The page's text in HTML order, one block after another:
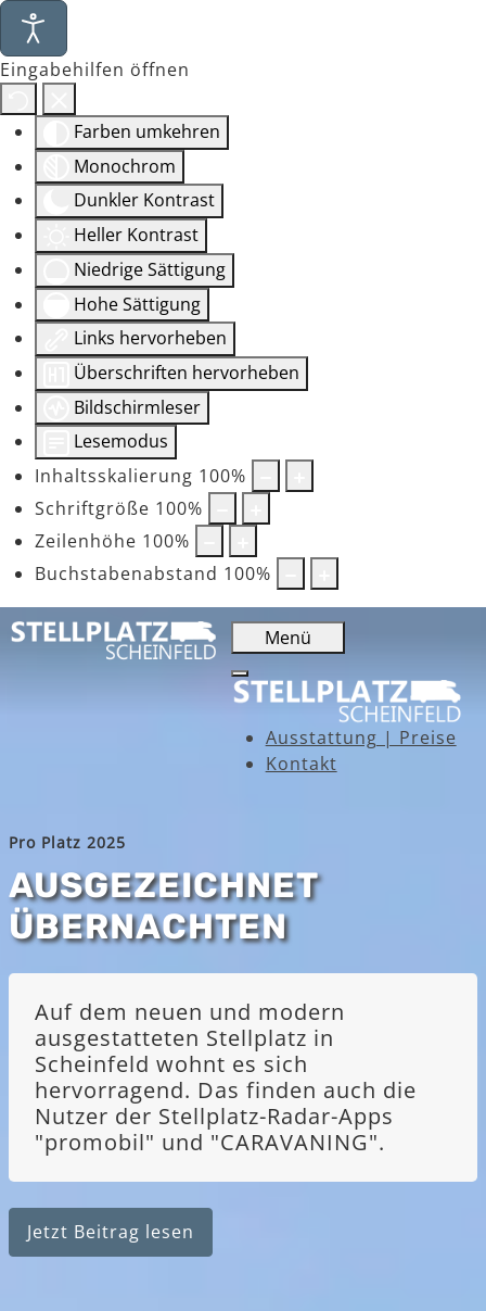
Eingabehilfen öffnen
Farben umkehren
Monochrom
Dunkler Kontrast
Heller Kontrast
Niedrige Sättigung
Hohe Sättigung
Links hervorheben
Überschriften hervorheben
Bildschirmleser
Lesemodus
Inhaltsskalierung 100%
Schriftgröße 100%
Zeilenhöhe 100%
Buchstabenabstand 100%
Menü
Ausstattung | Preise
Kontakt
Pro Platz 2025
AUSGEZEICHNET
ÜBERNACHTEN
Auf dem neuen und modern
ausgestatteten Stellplatz in
Scheinfeld wohnt es sich
hervorragend. Das finden auch die
Nutzer der Stellplatz-Radar-Apps
"promobil" und "CARAVANING".
Jetzt Beitrag lesen